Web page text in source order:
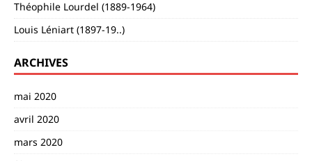
Théophile Lourdel (1889-1964)
Louis Léniart (1897-19..)
ARCHIVES
mai 2020
avril 2020
mars 2020